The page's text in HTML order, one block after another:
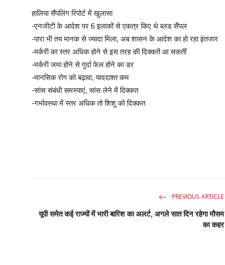
हालिया सैंपलिंग रिपोर्ट में खुलासा
-एनजीटी के आदेश पर 6 इलाकों से एकत्र किए थे ब्लड सैंपल
-पारा भी तय मानक से ज्यादा मिला, अब शासन के आदेश का हो रहा इंतजार
-मर्करी का स्तर अधिक होने से इस तरह की दिक्कतें आ सकतीं
-मर्करी जमा होने से गुर्दा फेल होने का डर
-मानसिक रोग को बढ़ावा, याददाश्त कम
-सांस संबंधी समस्याएं, सांस लेने में दिक्कत
-गर्भावस्था में स्तर अधिक तो शिशु को दिक्कत
PREVIOUS ARTICLE
यूपी समेत कई राज्यों में भारी बारिश का अलर्ट, अगले सात दिन रहेगा मौसम
का कहर